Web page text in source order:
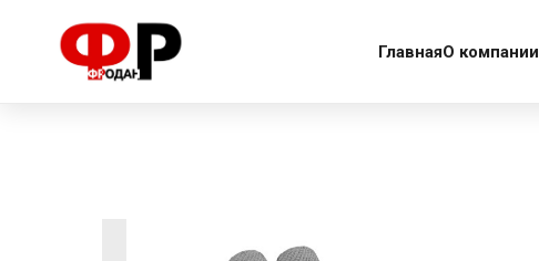
ГлавнаяО компании
More products